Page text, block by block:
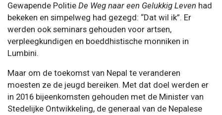
Gewapende Politie De Weg naar een Gelukkig Leven had
bekeken en simpelweg had gezegd: “Dat wil ik”. Er
werden ook seminars gehouden voor artsen,
verpleegkundigen en boeddhistische monniken in
Lumbini.
Maar om de toekomst van Nepal te veranderen
moesten ze de jeugd bereiken. Met dat doel werden er
in 2016 bijeenkomsten gehouden met de Minister van
Stedelijke Ontwikkeling, de generaal van de Nepalese